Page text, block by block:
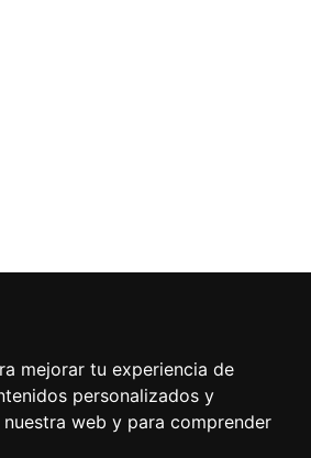
mejorar tu experiencia de
personalizados y
web y para comprender